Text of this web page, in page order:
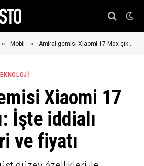
» Mobil » Amiral gemisi Xiaomi 17 Max çıktı: İşte iddialı özellikleri ve fiyatı
Xiaomi 17
İşte iddialı
ve fiyatı